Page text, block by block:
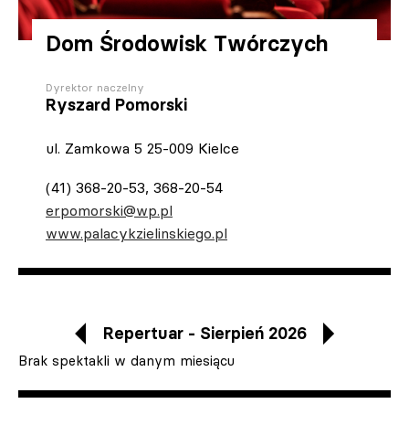
Dom Środowisk Twórczych
Dyrektor naczelny
Ryszard Pomorski
ul. Zamkowa 5 25-009 Kielce
(41) 368-20-53, 368-20-54
erpomorski@wp.pl
www.palacykzielinskiego.pl
Repertuar - Sierpień 2026
Brak spektakli w danym miesiącu